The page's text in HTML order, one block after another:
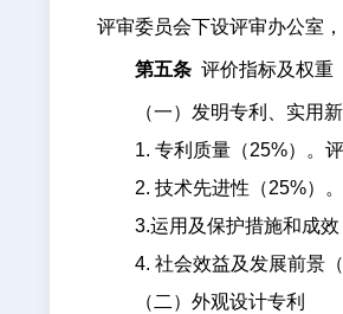
评审委员会下设评审办公室
第五条 评价指标及权重
（一）发明专利、实用新
1. 专利质量（25%）。评
2. 技术先进性（25%）。
3.运用及保护措施和成效
4. 社会效益及发展前景（
（二）外观设计专利